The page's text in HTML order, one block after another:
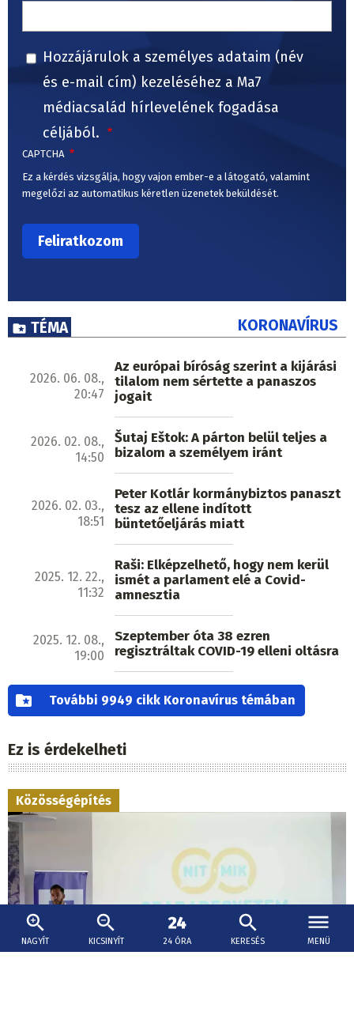
NAGYÍT KICSINYÍT 24 ÓRA KERESÉS MENÜ
Hozzájárulok a személyes adataim (név
és e-mail cím) kezeléséhez a Ma7
médiacsalád hírlevelének fogadása
céljából.
CAPTCHA
Ez a kérdés vizsgálja, hogy vajon ember-e a látogató, valamint
megelőzi az automatikus kéretlen üzenetek beküldését.
TÉMA KORONAVÍRUS
2026. 06. 08.,
20:47
Az európai bíróság szerint a kijárási
tilalom nem sértette a panaszos
jogait
2026. 02. 08.,
14:50
Šutaj Eštok: A párton belül teljes a
bizalom a személyem iránt
2026. 02. 03.,
18:51
Peter Kotlár kormánybiztos panaszt
tesz az ellene indított
büntetőeljárás miatt
2025. 12. 22.,
11:32
Raši: Elképzelhető, hogy nem kerül
ismét a parlament elé a Covid-
amnesztia
2025. 12. 08.,
19:00
Szeptember óta 38 ezren
regisztráltak COVID-19 elleni oltásra
További 9949 cikk Koronavírus témában
Ez is érdekelheti
Közösségépítés